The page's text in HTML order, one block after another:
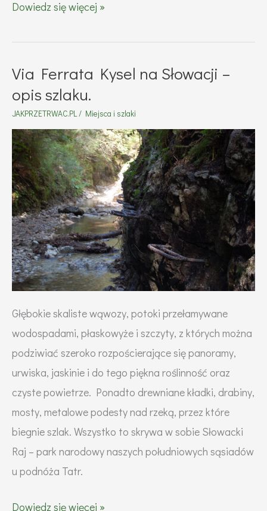
Wspomnienie
Alp.
Żelazna
do
Dowiedz się więcej »
Via Ferrata Kysel na Słowacji –
opis szlaku.
JAKPRZETRWAC.PL / Miejsca i szlaki
Głębokie skaliste wąwozy, potoki przełamywane
wodospadami, płaskowyże i szczyty, z których można
podziwiać szeroko rozpościerające się panoramy,
urwiska, jaskinie i do tego piękna roślinność oraz
czyste powietrze. Ponadto drewniane kładki, drabiny,
mosty, metalowe podesty nad rzeką, przez które
biegnie szlak. Wszystko to skrywa w sobie Słowacki
Raj – park narodowy naszych południowych sąsiadów
u podnóża Tatr.
Via
Dowiedz się więcej »